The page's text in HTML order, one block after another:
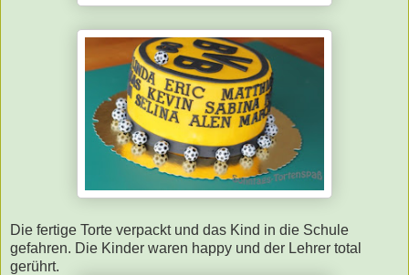
Die fertige Torte verpackt und das Kind in die Schule
gefahren. Die Kinder waren happy und der Lehrer total
gerührt.